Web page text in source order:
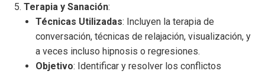
Terapia y Sanación:
Técnicas Utilizadas: Incluyen la terapia de
conversación, técnicas de relajación, visualización, y
a veces incluso hipnosis o regresiones.
Objetivo: Identificar y resolver los conflictos